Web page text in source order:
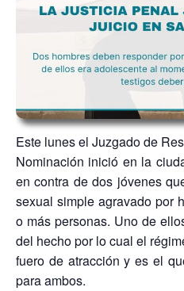
Este lunes el Juzgado de
Nominación inició en la
en contra de dos jóvenes
sexual simple agravado por
o más personas. Uno de
del hecho por lo cual el
fuero de atracción y es el
para ambos.